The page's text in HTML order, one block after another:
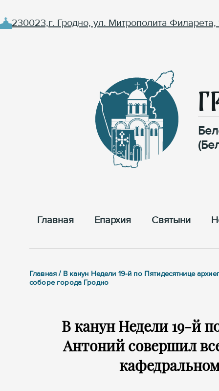
230023,г. Гродно, ул. Митрополита Филарета,
Главная Епархия Cвятыни
Главная / В канун Недели 19-й по Пятидесятнице
соборе города Гродно
В канун Недели 19-й
Антоний совершил